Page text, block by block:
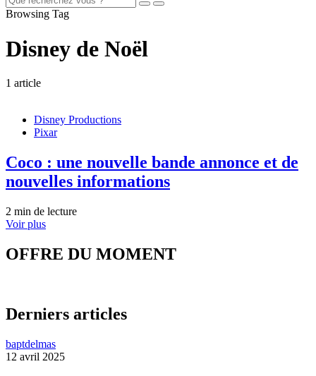
Browsing Tag
Disney de Noël
1 article
Disney Productions
Pixar
Coco : une nouvelle bande annonce et de
nouvelles informations
2 min de lecture
Voir plus
OFFRE DU MOMENT
Derniers articles
baptdelmas
12 avril 2025